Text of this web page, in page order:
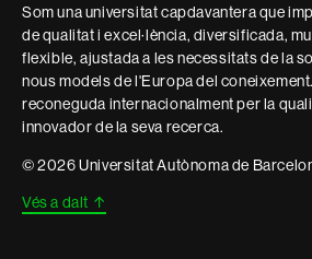
Som una universitat capdavantera que
de qualitat i excel·lència, diversificada,
flexible, ajustada a les necessitats de la
nous models de l'Europa del
reconeguda internacionalment per la
innovador de la seva recerca.
© 2026 Universitat Autònoma de
Vés a dalt ↑